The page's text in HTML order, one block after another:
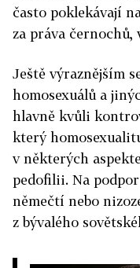
často poklekávají
za práva
Ještě výraznějším
homosexuálů a
hlavně kvůli
který
v některých
pedofilii. Na
němečtí nebo
z bývalého